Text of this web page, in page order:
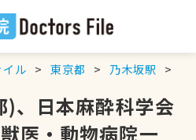
ル 東京都 乃木坂駅
)、日本麻酔科学会
医・動物病院一